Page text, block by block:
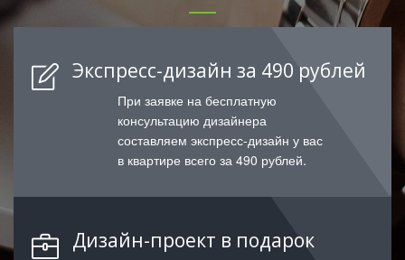
Экспресс-дизайн за 490 рублей
При заявке на бесплатную
консультацию дизайнера
составляем экспресс-дизайн у вас
в квартире всего за 490 рублей.
Дизайн-проект в подарок